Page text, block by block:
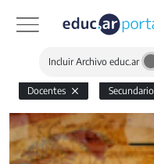
Incluir Archivo educ.ar
Docentes Secundario